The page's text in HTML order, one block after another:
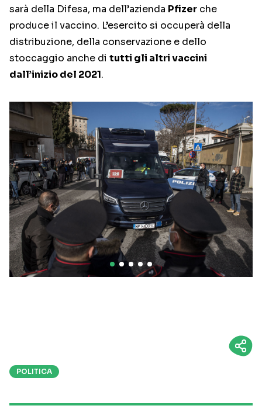
sarà della Difesa, ma dell’azienda Pfizer che
produce il vaccino. L’esercito si occuperà della
distribuzione, della conservazione e dello
stoccaggio anche di tutti gli altri vaccini
dall’inizio del 2021.
POLITICA